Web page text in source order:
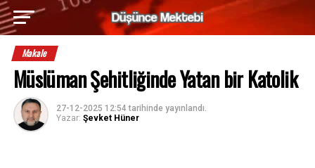
Makale
Müslüman Şehitliğinde Yatan bir Katolik
27-12-2025 12:54 tarihinde yayınlandı.
Yazar: Şevket Hüner